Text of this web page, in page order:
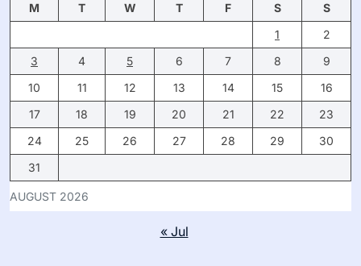
AUGUST 2026
M T W T F S
S
1
2
3
4 5 6 7 8
9
10
11 12 13 14 15
16
17
18 19 20 21 22
23
24
25 26 27 28 29
30
31
« Jul